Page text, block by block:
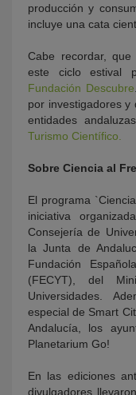
producción y
incluye una cata
Cabe recordar,
este ciclo estival
Fundación Descubre
por investigadores
entidades
Turismo Científico.
Sobre Ciencia al
El programa
iniciativa
Consejería de
la Junta de
Fundación
(FECYT), del
Universidades.
especial de Smart
Andalucía, los
Planetarium Go!
En las ediciones
divulgadores